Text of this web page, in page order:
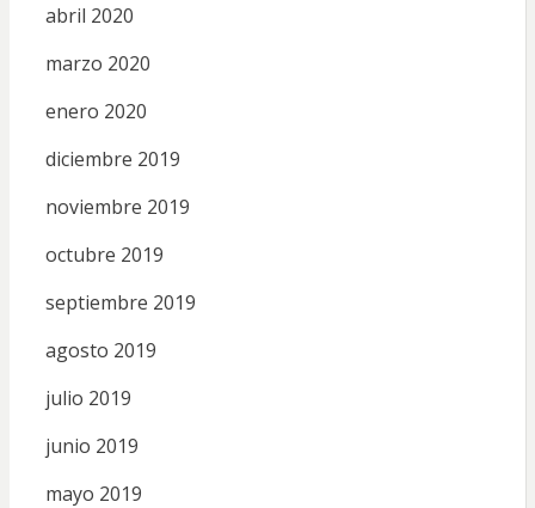
abril 2020
marzo 2020
enero 2020
diciembre 2019
noviembre 2019
octubre 2019
septiembre 2019
agosto 2019
julio 2019
junio 2019
mayo 2019